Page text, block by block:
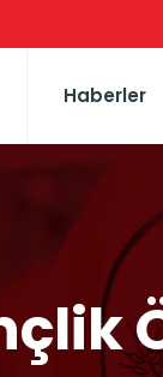
Haberler